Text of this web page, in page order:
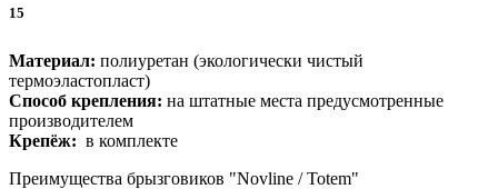
15
Материал: полиуретан (экологически чистый
термоэластопласт)
Способ крепления: на штатные места предусмотренные
производителем
Крепёж: в комплекте
Преимущества брызговиков "Novline / Totem"